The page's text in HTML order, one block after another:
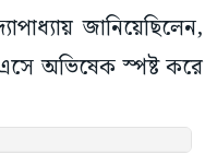
জানিয়েছিলেন,
অভিষেক স্পষ্ট করে